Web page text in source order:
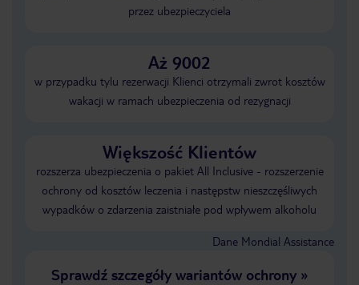
przez ubezpieczyciela
Aż 9002
w przypadku tylu rezerwacji Klienci otrzymali zwrot kosztów
wakacji w ramach ubezpieczenia od rezygnacji
Większość Klientów
rozszerza ubezpieczenia o pakiet All Inclusive - rozszerzenie
ochrony od kosztów leczenia i następstw nieszczęśliwych
wypadków o zdarzenia zaistniałe pod wpływem alkoholu
Dane Mondial Assistance
Sprawdź szczegóły wariantów ochrony»